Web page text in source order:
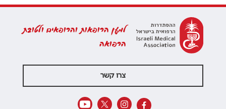
למען הרופאות והרופאים ולטובת
הרפואה
צרו קשר